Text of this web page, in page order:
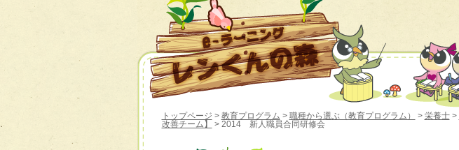
トップページ > 教育プログラム > 職種から選ぶ（教育プログラム） > 栄養士>
改善チーム】
> 2014 新人職員合同研修会